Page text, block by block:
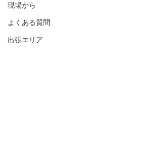
現場から
よくある質問
出張エリア